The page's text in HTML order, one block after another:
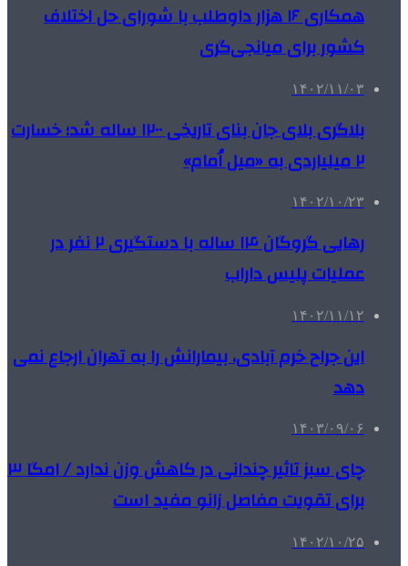
همکاری ۱۶ هزار داوطلب با شورای حل اختلاف
کشور برای میانجی‌گری
۱۴۰۲/۱۱/۰۳
بلاگری بلای جان بنای تاریخی ۱۲۰۰ ساله شد؛ خسارت
۲ میلیاردی به «میل اُمام»
۱۴۰۲/۱۰/۲۳
رهایی گروگان ۱۴ ساله با دستگیری ۲ نفر در
عملیات پلیس داراب
۱۴۰۲/۱۱/۱۲
این جراح خرم آبادی، بیمارانش را به تهران ارجاع نمی
دهد
۱۴۰۳/۰۹/۰۶
چای سبز تاثیر چندانی در کاهش وزن ندارد / امگا ۳
برای تقویت مفاصل زانو مفید است
۱۴۰۲/۱۰/۲۵